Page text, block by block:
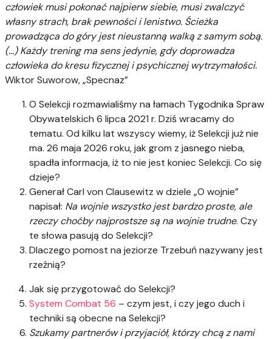
człowiek musi pokonać najpierw siebie, musi zwalczyć
własny strach, brak pewności i lenistwo. Ścieżka
prowadząca do góry jest nieustanną walką z samym sobą.
(…) Każdy trening ma sens jedynie, gdy doprowadza
człowieka do kresu fizycznej i psychicznej wytrzymałości.
Wiktor Suworow, „Specnaz”
O Selekcji rozmawialiśmy na łamach Tygodnika Spraw
Obywatelskich 6 lipca 2021 r. Dziś wracamy do
tematu. Od kilku lat wszyscy wiemy, iż Selekcji już nie
ma. 26 maja 2026 roku, jak grom z jasnego nieba,
spadła informacja, iż to nie jest koniec Selekcji. Co się
dzieje?
Generał Carl von Clausewitz w dziele „O wojnie”
napisał: Na wojnie wszystko jest bardzo proste, ale
rzeczy choćby najprostsze są na wojnie trudne. Czy
te słowa pasują do Selekcji?
Dlaczego pomost na jeziorze Trzebuń nazywany jest
rzeźnią?
Jak się przygotować do Selekcji?
System Combat 56 – czym jest, i czy jego duch i
techniki są obecne na Selekcji?
Szukamy partnerów i przyjaciół, którzy chcą z nami